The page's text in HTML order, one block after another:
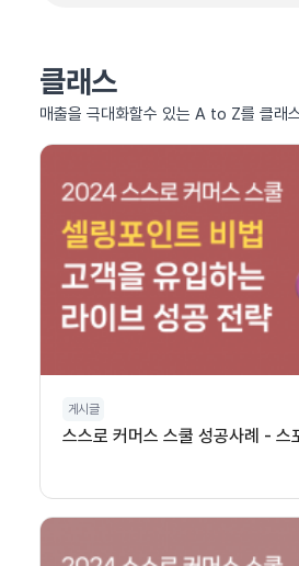
클래스
매출을 극대화할수 있는 A to Z를 클래
게시글
스스로 커머스 스쿨 성공사례 - 스